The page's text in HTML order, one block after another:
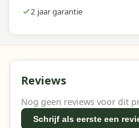
2 jaar garantie
Reviews
Nog geen reviews voor dit
Schrijf als eerste een